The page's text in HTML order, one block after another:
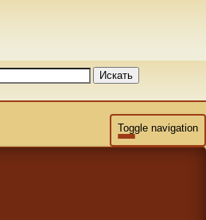
Искать
Toggle navigation